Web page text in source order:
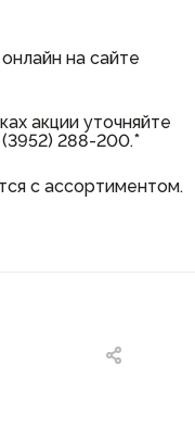
на сайте
акции уточняйте
288-200.*
с ассортиментом.